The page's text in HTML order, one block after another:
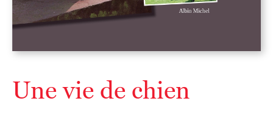
Une vie de chien